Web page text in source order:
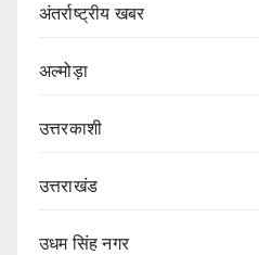
अंतर्राष्ट्रीय खबर
अल्मोड़ा
उत्तरकाशी
उत्तराखंड
उधम सिंह नगर